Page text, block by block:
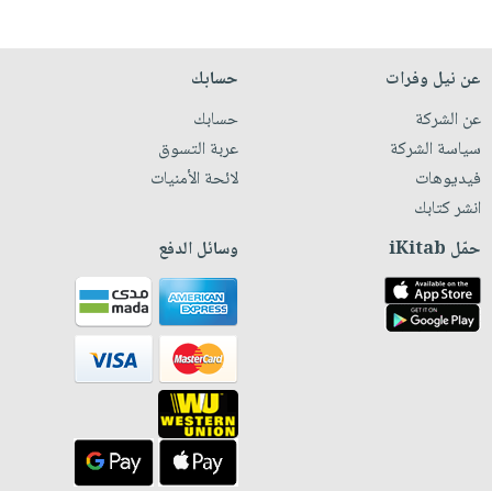
عن نيل وفرات
عن الشركة
سياسة الشركة
فيديوهات
انشر كتابك
حسابك
حسابك
عربة التسوق
لائحة الأمنيات
حمّل iKitab وسائل الدفع